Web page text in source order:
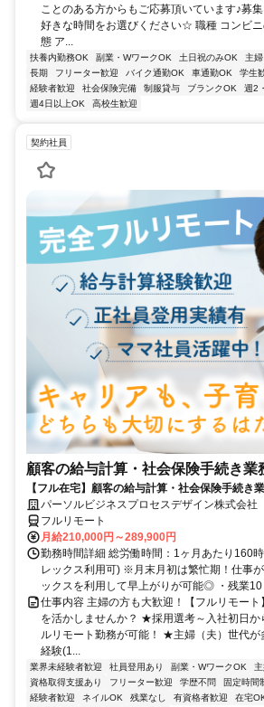
ことのある方からもご応募頂いています♪募
好きな時間をお選びください☆ 職種 コンビ
態 ア...
扶養内勤務OK 副業・WワークOK 土日祝のみOK 主
長期
フリーター歓迎 バイク通勤OK 車通勤OK 学生
経験者歓迎
社会保険完備 制服貸与 ブランクOK 週2
週4日以上OK
高校生歓迎
契約社員
顧客の給与計算・社会保険手続き業
【フル在宅】顧客の給与計算・社会保険手続き
パーソルビジネスプロセスデザイン株式会社
フルリモート
月給210,000円～289,900円
勤務時間詳細 総労働時間：1ヶ月あたり160
レックス利用可) ※月末月初は繁忙期！仕事
ックスを利用して早上がりが可能◎ ・残業
仕事内容 主婦の方も大歓迎！【フルリモー
を活かしませんか？ ★採用選考～入社初日
ルリモート勤務が可能！ ★主婦（夫）世代
経験(1...
業界未経験者歓迎 社員登用あり 副業・WワークOK
資格取得支援あり
フリーター歓迎 学歴不問 固定時間
経験者歓迎
ネイルOK 残業なし 有資格者歓迎 在宅